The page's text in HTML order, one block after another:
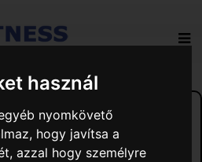
használ
nyomkövető
hogy javítsa a
azzal hogy személyre